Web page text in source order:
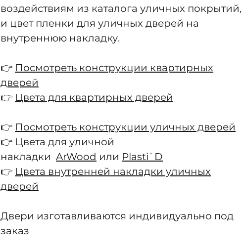
воздействиям из каталога уличных покрытий,
и цвет пленки для уличных дверей на
внутреннюю накладку.
👉 Посмотреть конструкции квартирных
дверей
👉 Цвета для квартирных дверей
👉 Посмотреть конструкции уличных дверей
👉 Цвета для уличной
накладки ArWood или Plasti`D
👉 Цвета внутренней накладки уличных
дверей
Двери изготавливаются индивидуально под
заказ